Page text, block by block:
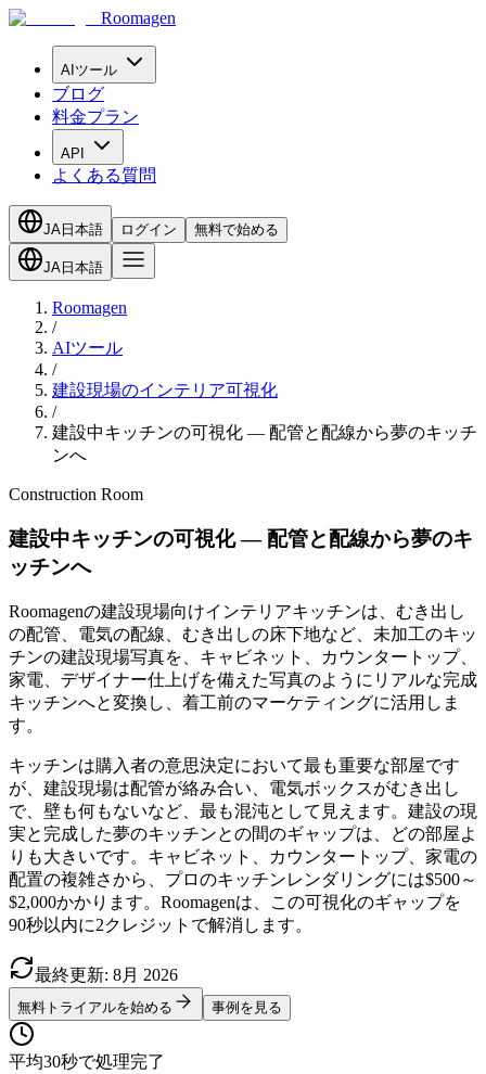
Roomagen
AIツール
ブログ
料金プラン
API
よくある質問
JA 日本語 ログイン 無料で始める
JA 日本語
Roomagen
/
AIツール
/
建設現場のインテリア可視化
/
建設中キッチンの可視化 — 配管と配線から夢のキッチ
ンへ
Construction Room
建設中キッチンの可視化 — 配管と配線から夢のキ
ッチンへ
Roomagenの建設現場向けインテリアキッチンは、むき出し
の配管、電気の配線、むき出しの床下地など、未加工のキッ
チンの建設現場写真を、キャビネット、カウンタートップ、
家電、デザイナー仕上げを備えた写真のようにリアルな完成
キッチンへと変換し、着工前のマーケティングに活用しま
す。
キッチンは購入者の意思決定において最も重要な部屋です
が、建設現場は配管が絡み合い、電気ボックスがむき出し
で、壁も何もないなど、最も混沌として見えます。建設の現
実と完成した夢のキッチンとの間のギャップは、どの部屋よ
りも大きいです。キャビネット、カウンタートップ、家電の
配置の複雑さから、プロのキッチンレンダリングには$500～
$2,000かかります。Roomagenは、この可視化のギャップを
90秒以内に2クレジットで解消します。
最終更新: 8月 2026
無料トライアルを始める 事例を見る
平均30秒で処理完了